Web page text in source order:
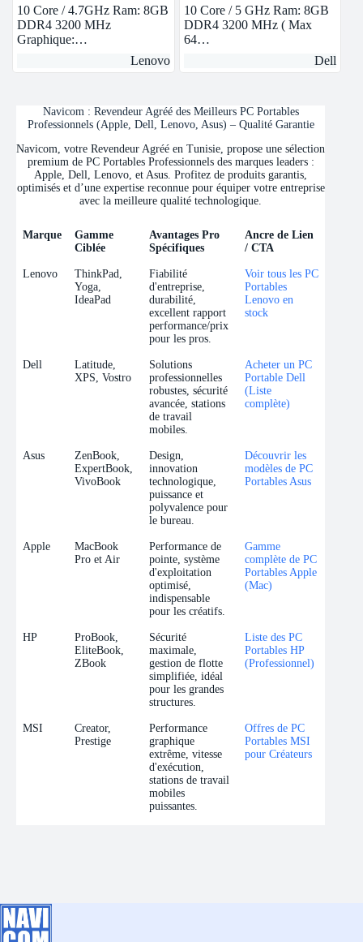
10 Core / 4.7GHz Ram: 8GB
DDR4 3200 MHz
Graphique:…
Lenovo
10 Core / 5 GHz Ram: 8GB
DDR4 3200 MHz ( Max
64…
Dell
Navicom : Revendeur Agréé des Meilleurs PC Portables
Professionnels (Apple, Dell, Lenovo, Asus) – Qualité Garantie
Navicom, votre Revendeur Agréé en Tunisie, propose une sélection
premium de PC Portables Professionnels des marques leaders :
Apple, Dell, Lenovo, et Asus. Profitez de produits garantis,
optimisés et d’une expertise reconnue pour équiper votre entreprise
avec la meilleure qualité technologique.
Marque
Gamme
Ciblée
Avantages Pro
Spécifiques
Ancre de Lien
/ CTA
Marque
Gamme
Ciblée
Avantages Pro
Spécifiques
Ancre de Lien
/ CTA
Lenovo
ThinkPad,
Yoga,
IdeaPad
Fiabilité
d'entreprise,
durabilité,
excellent rapport
performance/prix
pour les pros.
Voir tous les PC
Portables
Lenovo en
stock
Dell
Latitude,
XPS, Vostro
Solutions
professionnelles
robustes, sécurité
avancée, stations
de travail
mobiles.
Acheter un PC
Portable Dell
(Liste
complète)
Asus
ZenBook,
ExpertBook,
VivoBook
Design,
innovation
technologique,
puissance et
polyvalence pour
le bureau.
Découvrir les
modèles de PC
Portables Asus
Apple
MacBook
Pro et Air
Performance de
pointe, système
d'exploitation
optimisé,
indispensable
pour les créatifs.
Gamme
complète de PC
Portables Apple
(Mac)
HP
ProBook,
EliteBook,
ZBook
Sécurité
maximale,
gestion de flotte
simplifiée, idéal
pour les grandes
structures.
Liste des PC
Portables HP
(Professionnel)
MSI
Creator,
Prestige
Performance
graphique
extrême, vitesse
d'exécution,
stations de travail
mobiles
puissantes.
Offres de PC
Portables MSI
pour Créateurs